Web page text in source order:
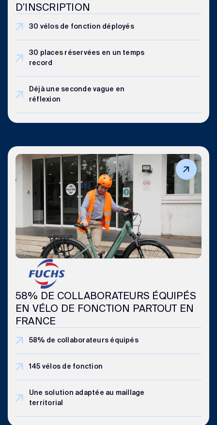
D’INSCRIPTION
30 vélos de fonction déployés
30 places réservées en un temps
record
Déjà une seconde vague en
réflexion
58% DE COLLABORATEURS ÉQUIPÉS
EN VÉLO DE FONCTION PARTOUT EN
FRANCE
58% de collaborateurs équipés
145 vélos de fonction
Une solution adaptée au maillage
territorial